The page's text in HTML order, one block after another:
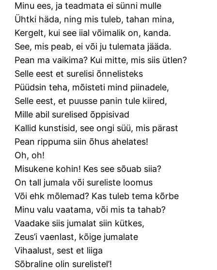
Minu ees, ja teadmata ei sünni mulle
Ühtki häda, ning mis tuleb, tahan mina,
Kergelt, kui see iial võimalik on, kanda.
See, mis peab, ei või ju tulemata jääda.
Pean ma vaikima? Kui mitte, mis siis ütlen?
Selle eest et surelisi õnnelisteks
Püüdsin teha, mõisteti mind piinadele,
Selle eest, et puusse panin tule kiired,
Mille abil surelised õppisivad
Kallid kunstisid, see ongi süü, mis pärast
Pean rippuma siin õhus ahelates!
Oh, oh!
Misukene kohin! Kes see sõuab siia?
On tall jumala või sureliste loomus
Või ehk mõlemad? Kas tuleb tema kõrbe
Minu valu vaatama, või mis ta tahab?
Vaadake siis jumalat siin kütkes,
Zeus’i vaenlast, kõige jumalate
Vihaalust, sest et liiga
Sõbraline olin surelistel’!